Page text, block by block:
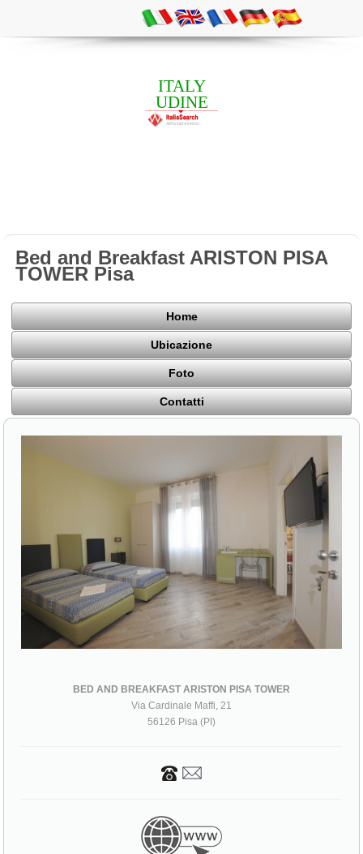
ITALY
UDINE
Bed and Breakfast ARISTON PISA
TOWER Pisa
Home
Ubicazione
Foto
Contatti
BED AND BREAKFAST ARISTON PISA TOWER
Via Cardinale Maffi, 21
56126 Pisa (PI)